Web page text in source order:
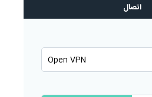
اتصال